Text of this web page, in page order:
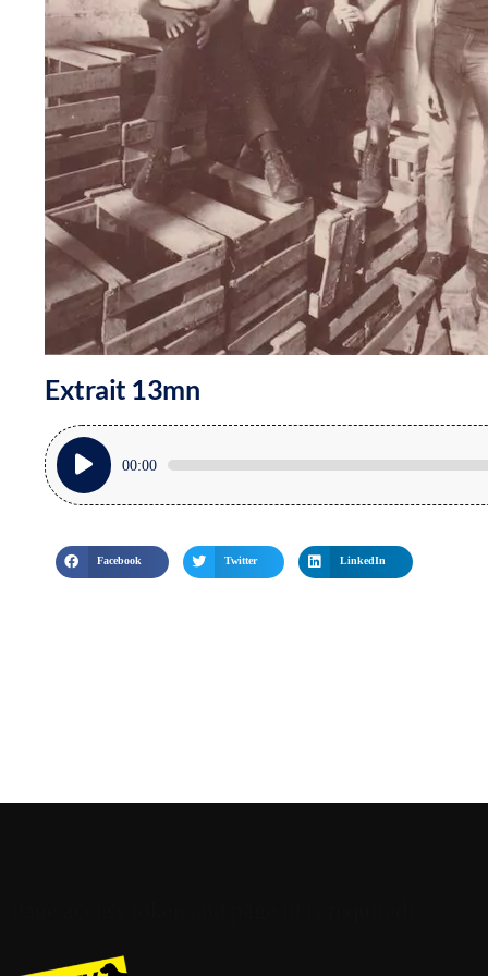
Extrait 13mn
Lecteur
audio
00:00
Facebook Twitter LinkedIn